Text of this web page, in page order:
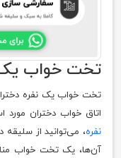
تخت خواب یک
تخت خواب یک نفره
اتاق خواب دختران مورد
نفره، می‌توانید از
آن‌ها، یک تخت خواب